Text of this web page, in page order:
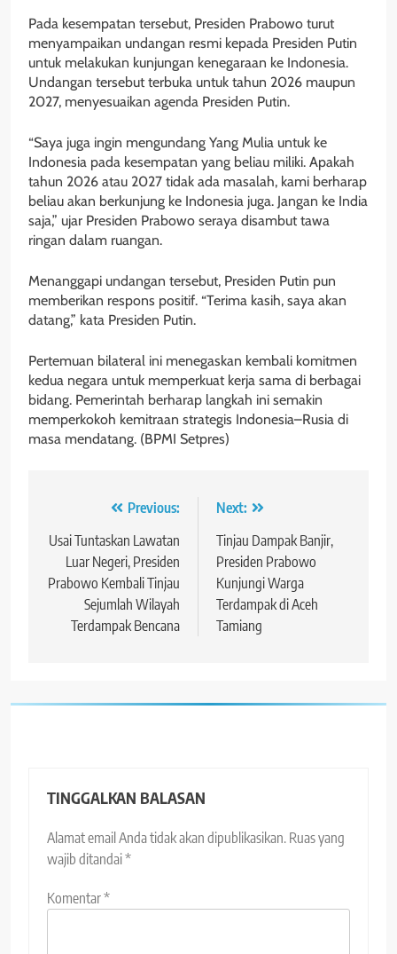
Pada kesempatan tersebut, Presiden Prabowo turut
menyampaikan undangan resmi kepada Presiden Putin
untuk melakukan kunjungan kenegaraan ke Indonesia.
Undangan tersebut terbuka untuk tahun 2026 maupun
2027, menyesuaikan agenda Presiden Putin.
“Saya juga ingin mengundang Yang Mulia untuk ke
Indonesia pada kesempatan yang beliau miliki. Apakah
tahun 2026 atau 2027 tidak ada masalah, kami berharap
beliau akan berkunjung ke Indonesia juga. Jangan ke India
saja,” ujar Presiden Prabowo seraya disambut tawa
ringan dalam ruangan.
Menanggapi undangan tersebut, Presiden Putin pun
memberikan respons positif. “Terima kasih, saya akan
datang,” kata Presiden Putin.
Pertemuan bilateral ini menegaskan kembali komitmen
kedua negara untuk memperkuat kerja sama di berbagai
bidang. Pemerintah berharap langkah ini semakin
memperkokoh kemitraan strategis Indonesia–Rusia di
masa mendatang. (BPMI Setpres)
Navigasi
pos
Previous:
Usai Tuntaskan Lawatan
Luar Negeri, Presiden
Prabowo Kembali Tinjau
Sejumlah Wilayah
Terdampak Bencana
Next:
Tinjau Dampak Banjir,
Presiden Prabowo
Kunjungi Warga
Terdampak di Aceh
Tamiang
TINGGALKAN BALASAN
Alamat email Anda tidak akan dipublikasikan. Ruas yang
wajib ditandai*
Komentar*